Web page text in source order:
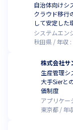
自治体向けシ
クラウド移行
して安定した
システムエン
秋田県
年収 :
株式会社サ
生産管理シ
大手Sierと
価制度
アプリケー
東京都
年